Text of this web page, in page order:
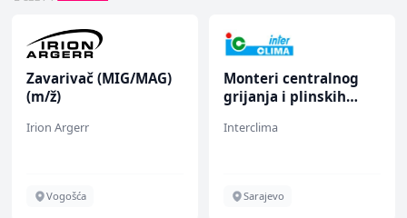
Zavarivač (MIG/MAG)
(m/ž)
Irion Argerr
Vogošća
Monteri centralnog
grijanja i plinskih
Interclima
Sarajevo